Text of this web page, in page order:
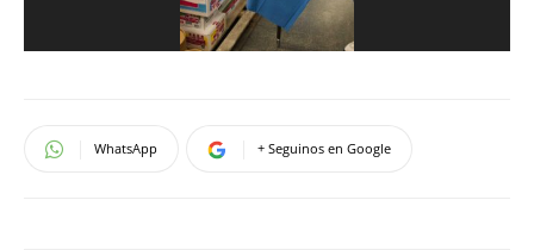
WhatsApp + Seguinos en Google